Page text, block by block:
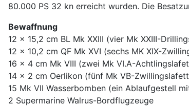
80.000 PS 32 kn erreicht wurden. Die
Bewaffnung
12 x 15,2 cm BL Mk XXIII (vier Mk XXIII-
12 x 10,2 cm QF Mk XVI (sechs MK XIX-
16 x 4 cm Mk VIII (zwei Mk VI.A-
14 x 2 cm Oerlikon (fünf Mk VB-
15 Mk VII Wasserbomben (ein Ablaufgestell
2 Supermarine Walrus-Bordflugzeuge